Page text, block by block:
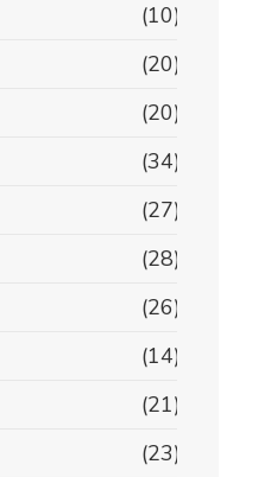
(10)
(20)
(20)
(34)
(27)
(28)
(26)
(14)
(21)
(23)